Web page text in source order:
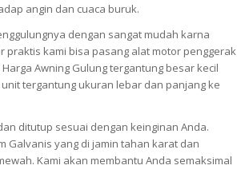
angin dan cuaca buruk.
dengan sangat mudah karna
praktis kami bisa pasang alat motor penggerak
Awning Gulung tergantung besar kecil
tergantung ukuran lebar dan panjang ke
ditutup sesuai dengan keinginan Anda.
Galvanis yang di jamin tahan karat dan
Kami akan membantu Anda semaksimal